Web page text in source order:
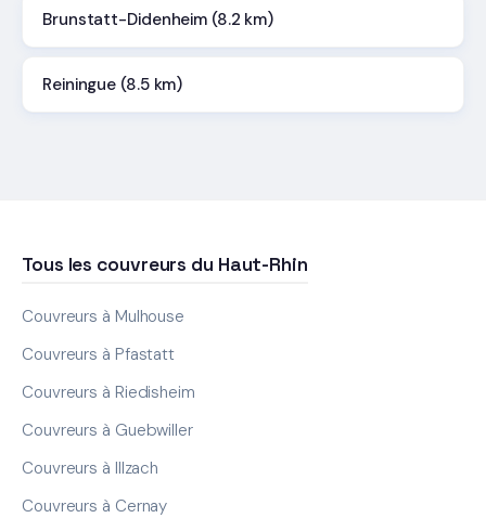
Brunstatt-Didenheim (8.2 km)
Reiningue (8.5 km)
Tous les couvreurs du Haut-Rhin
Couvreurs à Mulhouse
Couvreurs à Pfastatt
Couvreurs à Riedisheim
Couvreurs à Guebwiller
Couvreurs à Illzach
Couvreurs à Cernay